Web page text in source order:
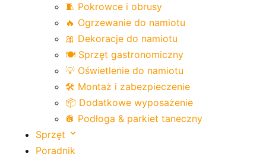
🧵 Pokrowce i obrusy
🔥 Ogrzewanie do namiotu
🎀 Dekoracje do namiotu
🍽 Sprzęt gastronomiczny
💡 Oświetlenie do namiotu
🛠 Montaż i zabezpieczenie
📦 Dodatkowe wyposażenie
🪩 Podłoga & parkiet taneczny
Sprzęt
Poradnik